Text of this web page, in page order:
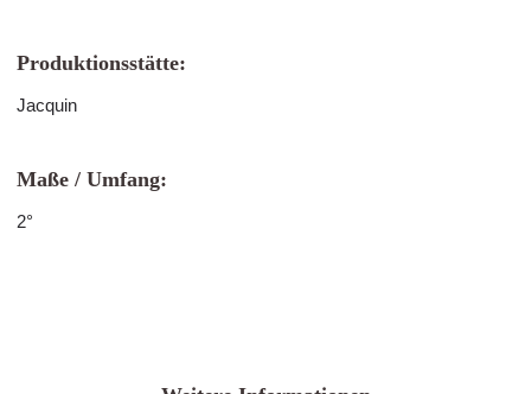
Produktionsstätte:
Jacquin
Maße / Umfang:
2°